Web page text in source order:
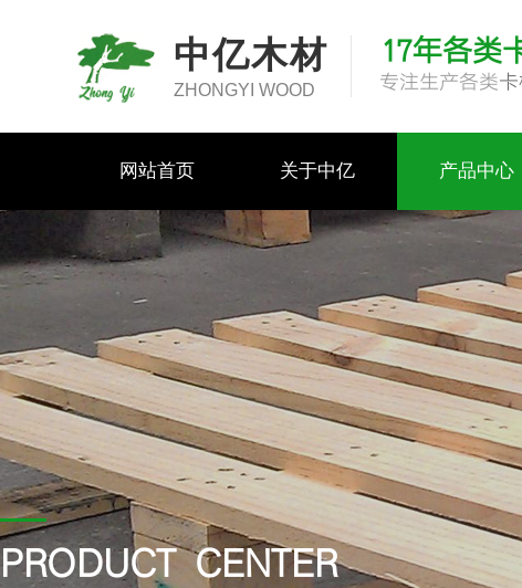
中亿木材
ZHONGYI WOOD
17年各类
专注生产各类
网站首页 关于中亿 产品中心
PRODUCT CENTER